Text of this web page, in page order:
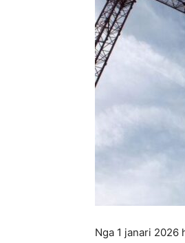
Nga 1 janari